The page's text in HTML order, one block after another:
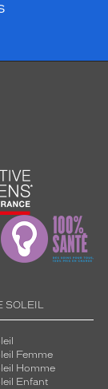
SOLEIL
Femme
Homme
Enfant